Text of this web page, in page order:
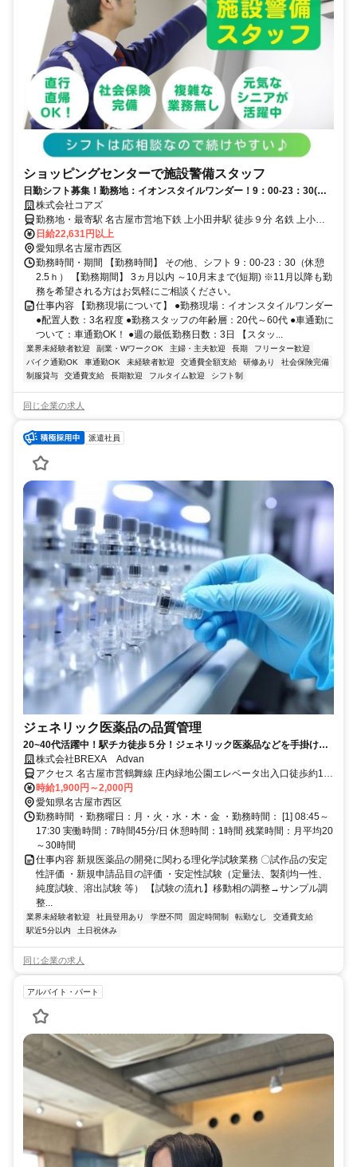
ショッピングセンターで施設警備スタッフ
日勤シフト募集！勤務地：イオンスタイルワンダー！9：00-23：30(休
憩2.5ｈ)/
株式会社コアズ
勤務地・最寄駅 名古屋市営地下鉄 上小田井駅 徒歩９分 名鉄 上小田
井駅 徒歩９分 東海交通事業城北線 小田井駅 徒歩７分
日給22,631円以上
愛知県名古屋市西区
勤務時間・期間 【勤務時間】 その他、シフト 9：00-23：30（休憩
2.5ｈ） 【勤務期間】 3ヵ月以内 ～10月末まで(短期) ※11月以降も勤
務を希望される方はお気軽にご相談ください。
仕事内容 【勤務現場について】 ●勤務現場：イオンスタイルワンダー
●配置人数：3名程度 ●勤務スタッフの年齢層：20代～60代 ●車通勤に
ついて：車通勤OK！ ●週の最低勤務日数：3日 【スタッ...
業界未経験者歓迎 副業・WワークOK 主婦・主夫歓迎 長期
フリーター歓迎
バイク通勤OK
車通勤OK 未経験者歓迎 交通費全額支給 研修あり
社会保険完備
制服貸与
交通費支給 長期歓迎 フルタイム歓迎 シフト制
同じ企業の求人
派遣社員
ジェネリック医薬品の品質管理
20~40代活躍中！駅チカ徒歩５分！ジェネリック医薬品などを手掛ける
会社でのお仕事です。
株式会社BREXA Advan
アクセス 名古屋市営鶴舞線 庄内緑地公園エレベータ出入口徒歩約1分
【勤務地詳細】地下鉄鶴舞線『庄内緑地公園駅』より徒歩5分
時給1,900円～2,000円
愛知県名古屋市西区
勤務時間 ・勤務曜日：月・火・水・木・金 ・勤務時間： [1] 08:45～
17:30 実働時間：7時間45分/日 休憩時間：1時間 残業時間：月平均20
～30時間
仕事内容 新規医薬品の開発に関わる理化学試験業務 〇試作品の安定
性評価 ・新規申請品目の評価 ・安定性試験（定量法、製剤均一性、
純度試験、溶出試験 等） 【試験の流れ】移動相の調整→サンプル調
整...
業界未経験者歓迎 社員登用あり 学歴不問 固定時間制 転勤なし
交通費支給
駅近5分以内
土日祝休み
同じ企業の求人
アルバイト・パート